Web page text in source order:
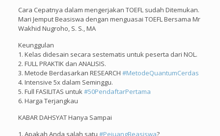
Cara Cepatnya dalam mengerjakan TOEFL sudah Ditemukan.
Mari Jemput Beasiswa dengan menguasai TOEFL Bersama Mr
Wakhid Nugroho, S. S., MA
Keunggulan
1. Kelas didesain secara sestematis untuk peserta dari NOL.
2. FULL PRAKTIK dan ANALISIS.
3. Metode Berdasarkan RESEARCH #MetodeQuantumCerdas
4. Intensive 5x dalam Seminggu.
5. Full FASILITAS untuk#50PendaftarPertama
6. Harga Terjangkau
KABAR DAHSYAT Hanya Sampai
1. Apakah Anda salah satu #PejuangBeasiswa?